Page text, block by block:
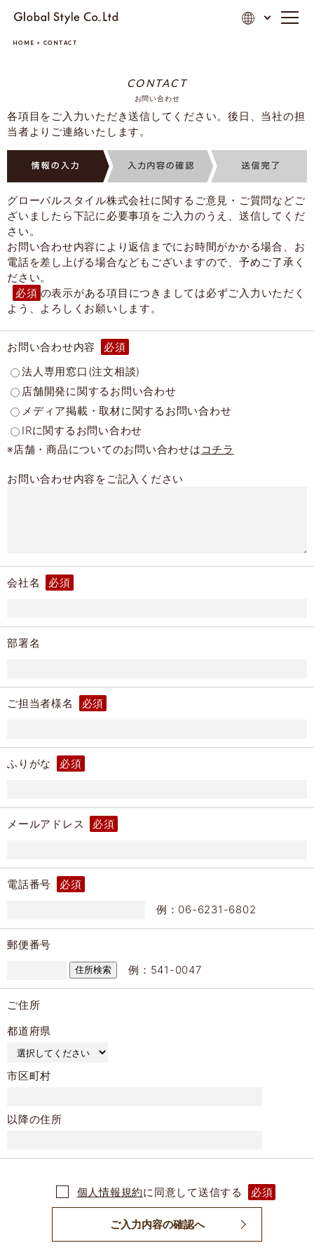
HOME > CONTACT
CONTACT
お問い合わせ
各項目をご入力いただき送信してください。後日、当社の担
当者よりご連絡いたします。
グローバルスタイル株式会社に関するご意見・ご質問などご
ざいましたら下記に必要事項をご入力のうえ、送信してくだ
さい。
お問い合わせ内容により返信までにお時間がかかる場合、お
電話を差し上げる場合などもございますので、予めご了承く
ださい。
必須 の表示がある項目につきましては必ずご入力いただく
よう、よろしくお願いします。
お問い合わせ内容
必須
法人専用窓口(注文相談)
店舗開発に関するお問い合わせ
メディア掲載・取材に関するお問い合わせ
IRに関するお問い合わせ
※店舗・商品についてのお問い合わせは コチラ
お問い合わせ内容をご記入ください
会社名 必須
部署名
ご担当者様名 必須
ふりがな 必須
メールアドレス 必須
電話番号
必須
例：06-6231-6802
郵便番号
例：541-0047
ご住所
都道府県
市区町村
以降の住所
個人情報規約に同意して送信する 必須
ご入力内容の確認へ